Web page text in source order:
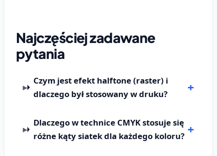
Najczęściej zadawane
pytania
Czym jest efekt halftone (raster) i
dlaczego był stosowany w druku?
Dlaczego w technice CMYK stosuje się
różne kąty siatek dla każdego koloru?